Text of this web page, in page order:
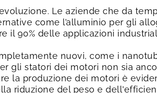
Le aziende che da
come l’alluminio per gli
il 90% delle applicazioni
nuovi, come i
gli statori dei motori non sia
la produzione dei motori è
riduzione del peso e